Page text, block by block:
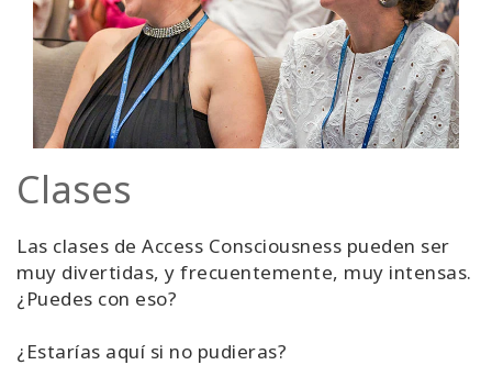
Clases
Las clases de Access Consciousness pueden ser
muy divertidas, y frecuentemente, muy intensas.
¿Puedes con eso?
¿Estarías aquí si no pudieras?